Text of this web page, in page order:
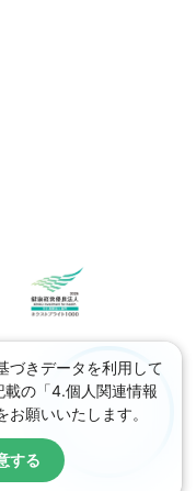
づきデータを利用して
の「4.個人関連情報
願いいたします。
する